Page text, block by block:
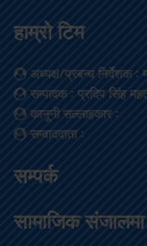
हाम्रो टिम
अध्यक्ष/प्रबन्ध निर्देशक:
सम्पादक: प्रदिप सिंह
कानूनी सल्लाहकार:
सम्वाददाता:
सम्पर्क
सामाजिक संजालमा